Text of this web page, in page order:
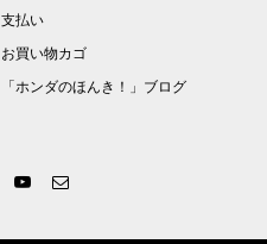
支払い
お買い物カゴ
「ホンダのほんき！」ブログ